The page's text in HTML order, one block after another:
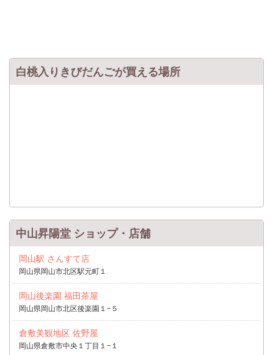
白桃入りきびだんごが買える場所
中山昇陽堂 ショップ・店舗
岡山駅 さんすて店
岡山県岡山市北区駅元町１
岡山後楽園 福田茶屋
岡山県岡山市北区後楽園１−５
倉敷美観地区 佐野屋
岡山県倉敷市中央１丁目１−１